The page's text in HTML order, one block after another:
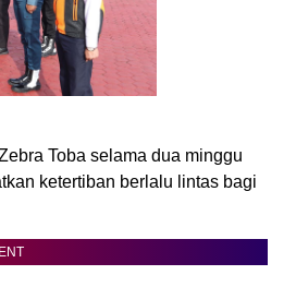
Toba selama dua minggu
ketertiban berlalu lintas bagi